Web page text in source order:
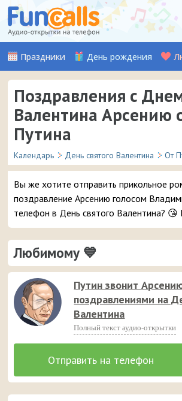
Праздники День рождения
Поздравления с
Валентина Арсению
Путина
Календарь День святого Валентина От
Вы же хотите отправить прикольное
поздравление Арсению голосом
телефон в День святого Валентина? 😘
уверены, ему точно понравится – и
звонок и такое весёлое аудио
Любимому 💙
Путин звонит
поздравлениями на
Валентина
Полный текст аудио-открытки